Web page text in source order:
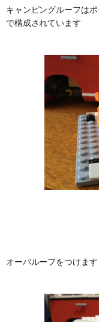
キャンピングルーフは
で構成されています
オーバルーフをつけます